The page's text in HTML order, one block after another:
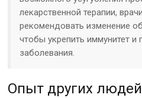
лекарственной терапии,
рекомендовать изменение
чтобы укрепить иммунитет и
заболевания.
Опыт других людей